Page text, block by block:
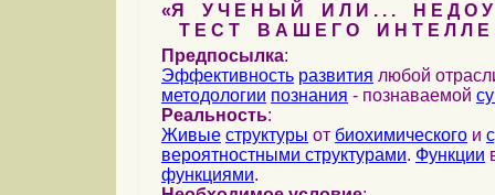
«Я У Ч Е Н Ы Й И Л И . . . Н Е Д О У
Т Е С Т В А Ш Е Г О И Н Т Е Л Л Е
Предпосылка:
Эффективность развития любой
методологии познания - познаваемой
Реальность:
Живые структуры от биохимического и
вероятностными структурами. Функции
функциями.